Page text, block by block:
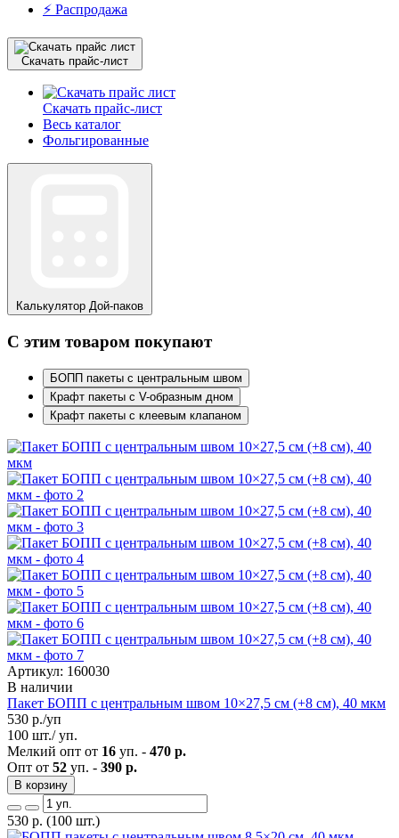
⚡️ Распродажа
Скачать прайс-лист
Скачать прайс-лист
Весь каталог
Фольгированные
Калькулятор Дой-паков
С этим товаром покупают
БОПП пакеты с центральным швом
Крафт пакеты с V-образным дном
Крафт пакеты с клеевым клапаном
Артикул: 160030
В наличии
Пакет БОПП с центральным швом 10×27,5 см (+8 см), 40 мкм
530 р./уп
100 шт./ уп.
Мелкий опт от 16 уп. - 470 р.
Опт от 52 уп. - 390 р.
В корзину
530 р. (100 шт.)